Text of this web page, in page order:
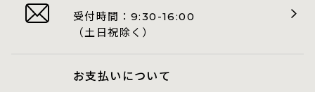
受付時間： 9:30-16:00
（土日祝除く）
お支払いについて